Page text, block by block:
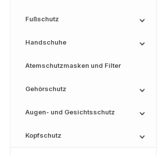
Fußschutz
Handschuhe
Atemschutzmasken und Filter
Gehörschutz
Augen- und Gesichtsschutz
Kopfschutz